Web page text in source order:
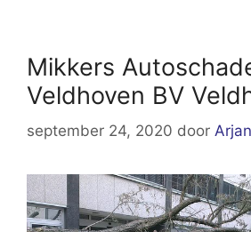
Mikkers
Veldhoven BV
september 24, 2020 door Arjan